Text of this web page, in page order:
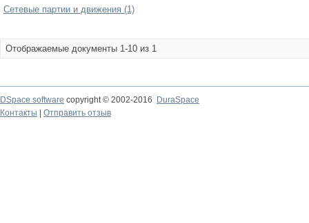
Сетевые партии и движения (1)
Отображаемые документы 1-10 из 1
DSpace software copyright © 2002-2016
DuraSpace
Контакты
Отправить отзыв